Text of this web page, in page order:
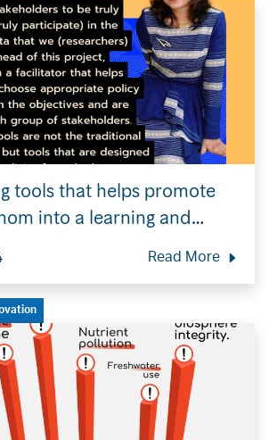
tools that helps promote
into a learning and
Read More